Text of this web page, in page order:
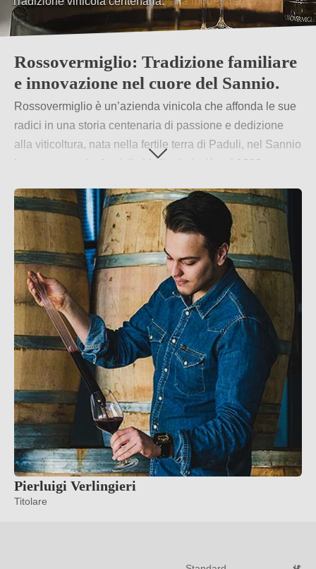
Rossovermiglio: Tradizione familiare
e innovazione nel cuore del Sannio.
Rossovermiglio è un’azienda vinicola che affonda le sue
radici in una storia centenaria di passione e dedizione
alla viticoltura, nata nella fertile terra di Paduli, nel Sannio
beneventano. La famiglia Verlingieri, già nel 1800,
con successo nella cantina situata nel cuore della città
vecchia. Tramandata di generazione in generazione,
l’azienda ha saputo rinnovarsi mantenendo saldo il
legame con la tradizione.
Per saperne di più→
Pierluigi Verlingieri
Titolare